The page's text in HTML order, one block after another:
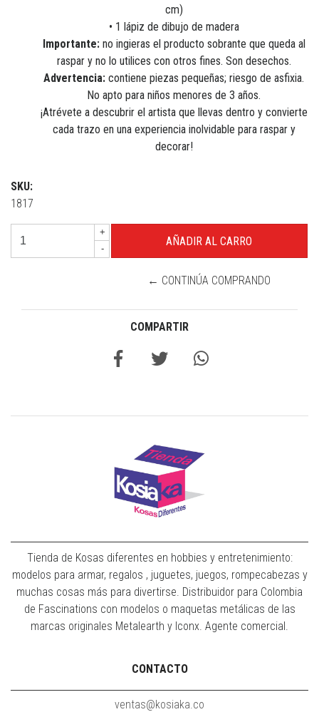
cm)
• 1 lápiz de dibujo de madera
Importante:no ingieras el producto sobrante que queda al
raspar y no lo utilices con otros fines. Son desechos.
Advertencia: contiene piezas pequeñas; riesgo de asfixia.
No apto para niños menores de 3 años.
¡Atrévete a descubrir el artista que llevas dentro y convierte
cada trazo en una experiencia inolvidable para raspar y
decorar!
SKU:
1817
+
-
← CONTINÚA COMPRANDO
COMPARTIR
Tienda de Kosas diferentes en hobbies y entretenimiento:
modelos para armar, regalos , juguetes, juegos, rompecabezas y
muchas cosas más para divertirse. Distribuidor para Colombia
de Fascinations con modelos o maquetas metálicas de las
marcas originales Metalearth y Iconx. Agente comercial.
CONTACTO
ventas@kosiaka.co